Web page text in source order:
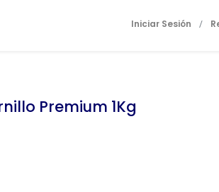
Iniciar Sesión /
Premium 1Kg